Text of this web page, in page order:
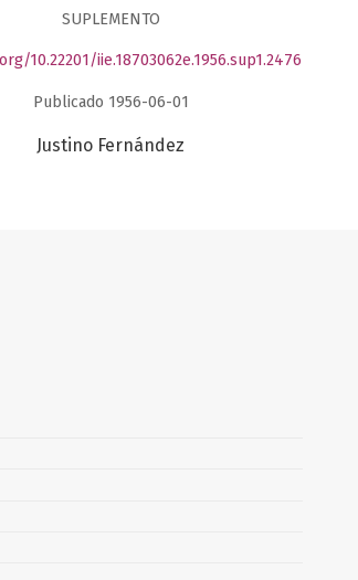
SUPLEMENTO
10.22201/iie.18703062e.1956.sup1.2476
Publicado 1956-06-01
Justino Fernández